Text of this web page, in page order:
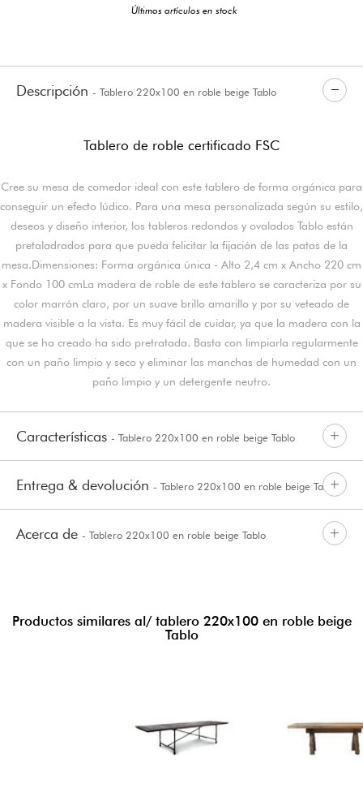
Últimos artículos en stock
Descripción - Tablero 220x100 en roble beige Tablo
Tablero de roble certificado FSC
Cree su mesa de comedor ideal con este tablero de forma orgánica para
conseguir un efecto lúdico. Para una mesa personalizada según su estilo,
deseos y diseño interior, los tableros redondos y ovalados Tablo están
pretaladrados para que pueda felicitar la fijación de las patas de la
mesa.Dimensiones: Forma orgánica única - Alto 2,4 cm x Ancho 220 cm
x Fondo 100 cmLa madera de roble de este tablero se caracteriza por su
color marrón claro, por un suave brillo amarillo y por su veteado de
madera visible a la vista. Es muy fácil de cuidar, ya que la madera con la
que se ha creado ha sido pretratada. Basta con limpiarla regularmente
con un paño limpio y seco y eliminar las manchas de humedad con un
paño limpio y un detergente neutro.
Características - Tablero 220x100 en roble beige Tablo
Entrega & devolución - Tablero 220x100 en roble beige Tablo
Acerca de - Tablero 220x100 en roble beige Tablo
Productos similares al/ tablero 220x100 en roble beige
Tablo